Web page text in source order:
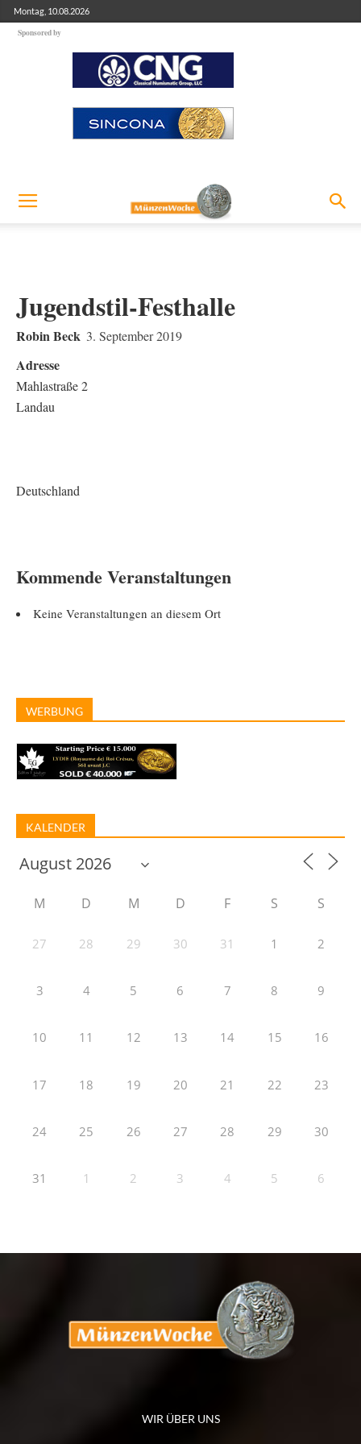
Montag, 10.08.2026
Sponsored by
Jugendstil-Festhalle
Robin Beck 3. September 2019
Adresse
Mahlastraße 2
Landau
Deutschland
Kommende Veranstaltungen
Keine Veranstaltungen an diesem Ort
WERBUNG
KALENDER
M D M D F S S
27 28 29 30 31 1 2
3 4 5 6 7 8 9
10 11 12 13 14 15 16
17 18 19 20 21 22 23
24 25 26 27 28 29 30
31 1 2 3 4 5 6
WIR ÜBER UNS